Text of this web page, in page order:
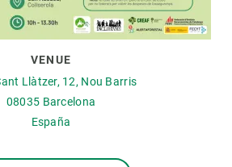
VENUE
Llàtzer, 12, Nou Barris
08035 Barcelona
España